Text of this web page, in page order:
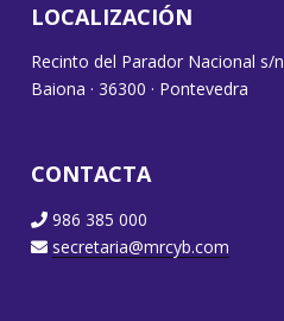
LOCALIZACIÓN
Recinto del Parador Nacional s/n
Baiona · 36300 · Pontevedra
CONTACTA
986 385 000
secretaria@mrcyb.com